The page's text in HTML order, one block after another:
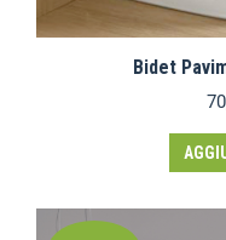
Bidet